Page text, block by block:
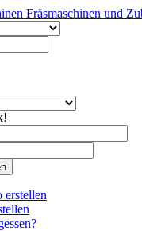
erstellen